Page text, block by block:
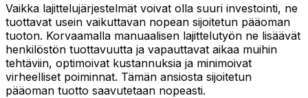
Vaikka lajittelujärjestelmät voivat olla suuri investointi, ne
tuottavat usein vaikuttavan nopean sijoitetun pääoman
tuoton. Korvaamalla manuaalisen lajittelutyön ne lisäävät
henkilöstön tuottavuutta ja vapauttavat aikaa muihin
tehtäviin, optimoivat kustannuksia ja minimoivat
virheelliset poiminnat. Tämän ansiosta sijoitetun
pääoman tuotto saavutetaan nopeasti.